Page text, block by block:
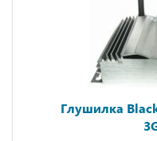
Глушилка